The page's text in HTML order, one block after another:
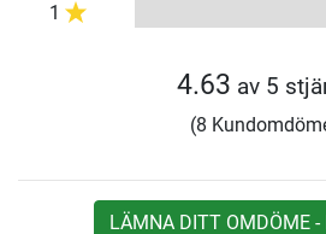
1
4.63 av 5
(8
LÄMNA DITT OMDÖME -